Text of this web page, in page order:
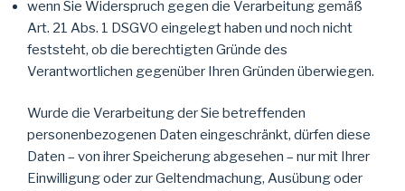
wenn Sie Widerspruch gegen die Verarbeitung gemäß
Art. 21 Abs. 1 DSGVO eingelegt haben und noch nicht
feststeht, ob die berechtigten Gründe des
Verantwortlichen gegenüber Ihren Gründen überwiegen.
Wurde die Verarbeitung der Sie betreffenden
personenbezogenen Daten eingeschränkt, dürfen diese
Daten – von ihrer Speicherung abgesehen – nur mit Ihrer
Einwilligung oder zur Geltendmachung, Ausübung oder